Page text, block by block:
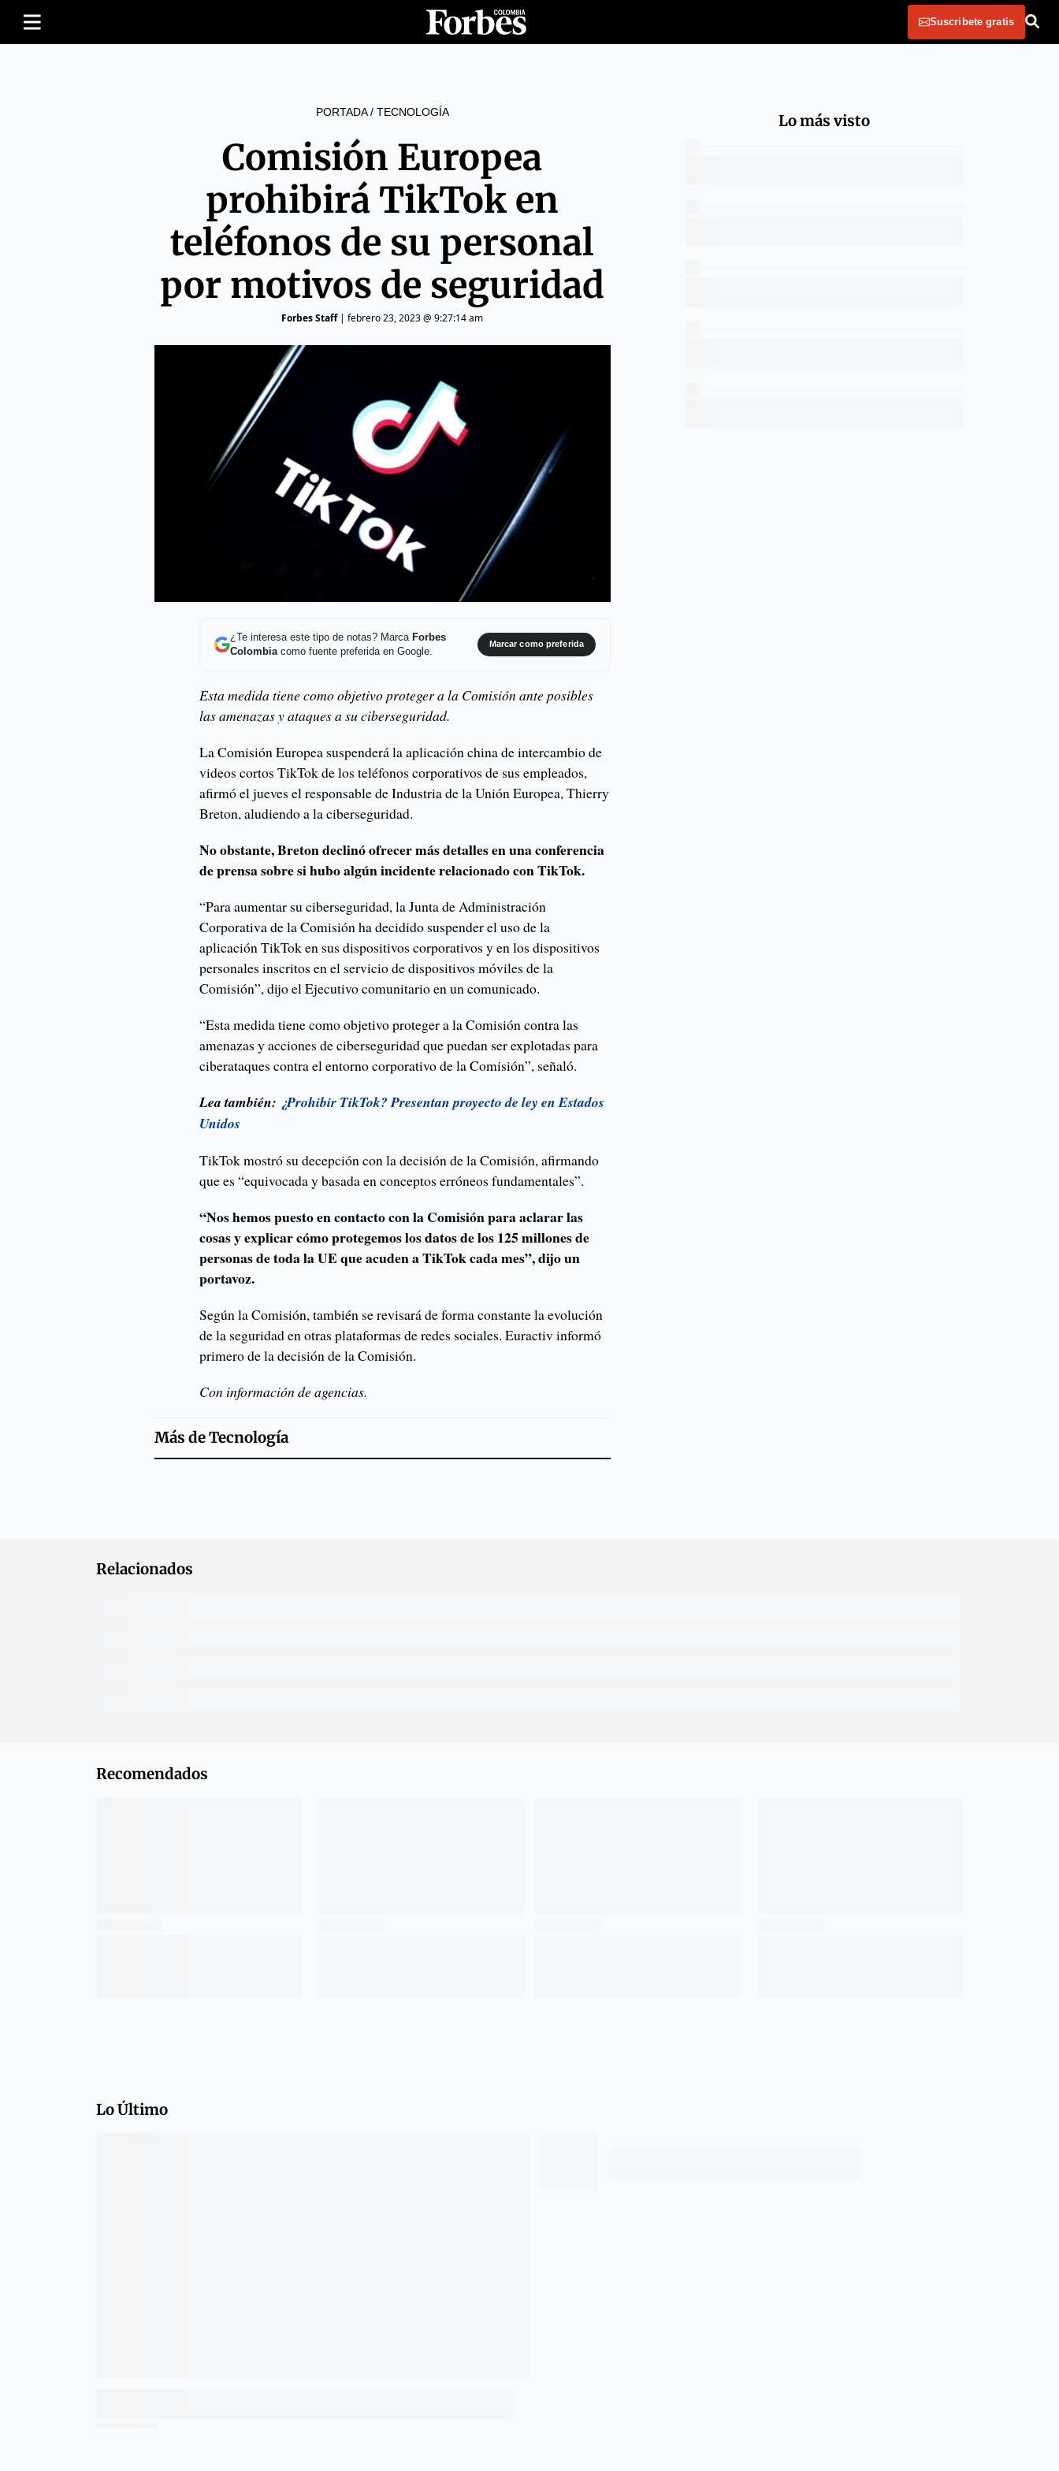
Suscribete gratis
PORTADA/ TECNOLOGÍA
Comisión Europea
prohibirá TikTok en
teléfonos de su personal
por motivos de seguridad
Forbes Staff| febrero 23, 2023 @ 9:27:14 am
¿Te interesa este tipo de notas? Marca Forbes
Colombiacomo fuente preferida en Google.
Marcar como preferida
Esta medida tiene como objetivo proteger a la Comisión ante posibles
las amenazas y ataques a su ciberseguridad.
La Comisión Europea suspenderá la aplicación china de intercambio de
videos cortos TikTok de los teléfonos corporativos de sus empleados,
afirmó el jueves el responsable de Industria de la Unión Europea, Thierry
Breton, aludiendo a la ciberseguridad.
No obstante, Breton declinó ofrecer más detalles en una conferencia
de prensa sobre si hubo algún incidente relacionado con TikTok.
“Para aumentar su ciberseguridad, la Junta de Administración
Corporativa de la Comisión ha decidido suspender el uso de la
aplicación TikTok en sus dispositivos corporativos y en los dispositivos
personales inscritos en el servicio de dispositivos móviles de la
Comisión”, dijo el Ejecutivo comunitario en un comunicado.
“Esta medida tiene como objetivo proteger a la Comisión contra las
amenazas y acciones de ciberseguridad que puedan ser explotadas para
ciberataques contra el entorno corporativo de la Comisión”, señaló.
Lea también: ¿Prohibir TikTok? Presentan proyecto de ley en Estados
Unidos
TikTok mostró su decepción con la decisión de la Comisión, afirmando
que es “equivocada y basada en conceptos erróneos fundamentales”.
“Nos hemos puesto en contacto con la Comisión para aclarar las
cosas y explicar cómo protegemos los datos de los 125 millones de
personas de toda la UE que acuden a TikTok cada mes”, dijo un
portavoz.
Según la Comisión, también se revisará de forma constante la evolución
de la seguridad en otras plataformas de redes sociales. Euractiv informó
primero de la decisión de la Comisión.
Con información de agencias.
Más deTecnología
Lo más visto
Relacionados
Recomendados
Lo Último